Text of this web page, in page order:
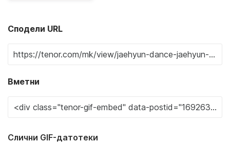
Сподели URL
Вметни
Слични GIF-датотеки